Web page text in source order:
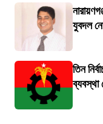
যুবদল
তিন
ব্যবস্থা